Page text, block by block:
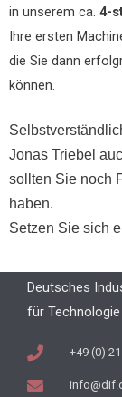
in unserem ca. 4-
Ihre ersten
die Sie dann
können.
Jonas Triebel
sollten Sie noch
haben.
Setzen Sie sich
Deutsches
für Technologie
+49 (0)